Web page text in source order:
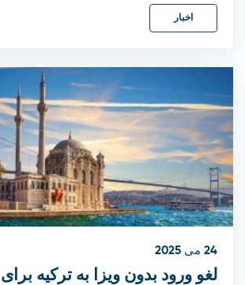
اخبار
24 می 2025
لغو ورود بدون ویزا به ترکیه